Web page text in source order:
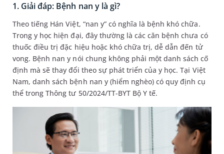
1. Giải đáp: Bệnh nan y là gì?
Theo tiếng Hán Việt, “nan y” có nghĩa là bệnh khó chữa.
Trong y học hiện đại, đây thường là các căn bệnh chưa có
thuốc điều trị đặc hiệu hoặc khó chữa trị, dễ dẫn đến tử
vong. Bệnh nan y nói chung không phải một danh sách cố
định mà sẽ thay đổi theo sự phát triển của y học. Tại Việt
Nam, danh sách bệnh nan y (hiểm nghèo) có quy định cụ
thể trong Thông tư 50/2024/TT-BYT Bộ Y tế.